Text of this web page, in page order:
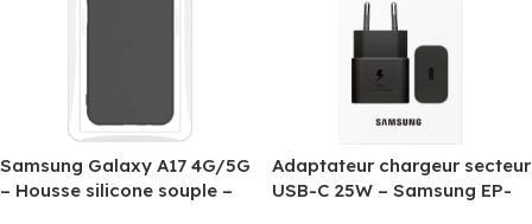
Samsung Galaxy A17 4G/5G
– Housse silicone souple –
Adaptateur chargeur secteur
USB-C 25W – Samsung EP-